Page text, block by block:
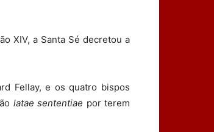
XIV, a Santa Sé decretou a
Fellay, e os quatro bispos
latae sententiae por terem